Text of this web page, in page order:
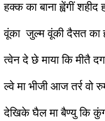
हक्क का बाना ह्वेंगीं शहीद
वूंका जुल्म वूंकी दैसत का
त्वेन दे छे माया कि मीतै
ल्वे मा भीजी आज तर्र वो
देखिके घैल मा बैण्यु कि